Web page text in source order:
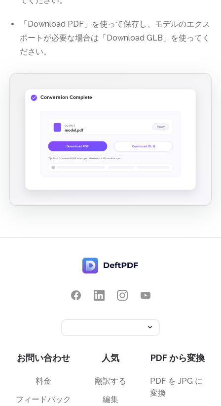
「Download PDF」を使って保存し、モデルのエクス
ポートが必要な場合は「Download GLB」を使ってく
ださい。
お問い合わせ
料金
フィードバック
人気
翻訳する
編集
PDF から変換
PDF を JPG に
変換